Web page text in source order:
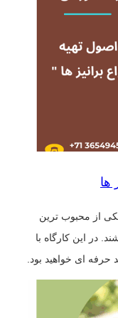
ها
از محبوب ترین
در این کارگاه با
حرفه ای خواهید بود.